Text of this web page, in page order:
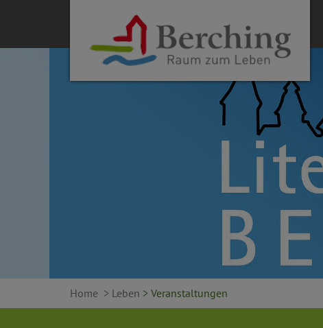
Home > Leben > Veranstaltungen